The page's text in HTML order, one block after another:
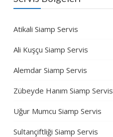
Atikali Siamp Servis
Ali Kuşçu Siamp Servis
Alemdar Siamp Servis
Zübeyde Hanım Siamp Servis
Uğur Mumcu Siamp Servis
Sultançiftliği Siamp Servis